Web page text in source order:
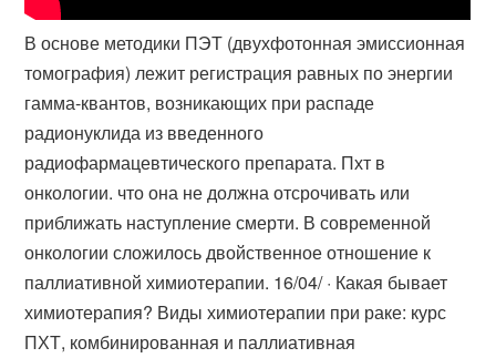
В основе методики ПЭТ (двухфотонная эмиссионная
томография) лежит регистрация равных по энергии
гамма-квантов, возникающих при распаде
радионуклида из введенного
радиофармацевтического препарата. Пхт в
онкологии. что она не должна отсрочивать или
приближать наступление смерти. В современной
онкологии сложилось двойственное отношение к
паллиативной химиотерапии. 16/04/ · Какая бывает
химиотерапия? Виды химиотерапии при раке: курс
ПХТ, комбинированная и паллиативная